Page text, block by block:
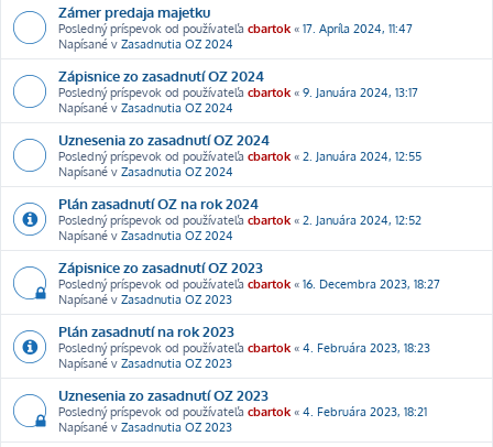
Zámer predaja majetku
Posledný príspevok od používateľa cbartok « 17. Apríla 2024, 11:47
Napísané v Zasadnutia OZ 2024
Zápisnice zo zasadnutí OZ 2024
Posledný príspevok od používateľa cbartok « 9. Januára 2024, 13:17
Napísané v Zasadnutia OZ 2024
Uznesenia zo zasadnutí OZ 2024
Posledný príspevok od používateľa cbartok « 2. Januára 2024, 12:55
Napísané v Zasadnutia OZ 2024
Plán zasadnutí OZ na rok 2024
Posledný príspevok od používateľa cbartok « 2. Januára 2024, 12:52
Napísané v Zasadnutia OZ 2024
Zápisnice zo zasadnutí OZ 2023
Posledný príspevok od používateľa cbartok « 16. Decembra 2023, 18:27
Napísané v Zasadnutia OZ 2023
Plán zasadnutí na rok 2023
Posledný príspevok od používateľa cbartok « 4. Februára 2023, 18:23
Napísané v Zasadnutia OZ 2023
Uznesenia zo zasadnutí OZ 2023
Posledný príspevok od používateľa cbartok « 4. Februára 2023, 18:21
Napísané v Zasadnutia OZ 2023